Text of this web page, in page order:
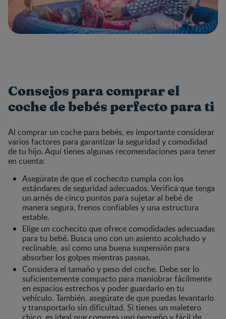
Consejos para comprar el
coche de bebés perfecto para ti
Al comprar un coche para bebés, es importante considerar
varios factores para garantizar la seguridad y comodidad
de tu hijo. Aquí tienes algunas recomendaciones para tener
en cuenta:
Asegúrate de que el cochecito cumpla con los
estándares de seguridad adecuados. Verifica que tenga
un arnés de cinco puntos para sujetar al bebé de
manera segura, frenos confiables y una estructura
estable.
Elige un cochecito que ofrece comodidades adecuadas
para tu bebé. Busca uno con un asiento acolchado y
reclinable, así como una buena suspensión para
absorber los golpes mientras paseas.
Considera el tamaño y peso del coche. Debe ser lo
suficientemente compacto para maniobrar fácilmente
en espacios estrechos y poder guardarlo en tu
vehículo. También, asegúrate de que puedas levantarlo
y transportarlo sin dificultad. Si tienes un maletero